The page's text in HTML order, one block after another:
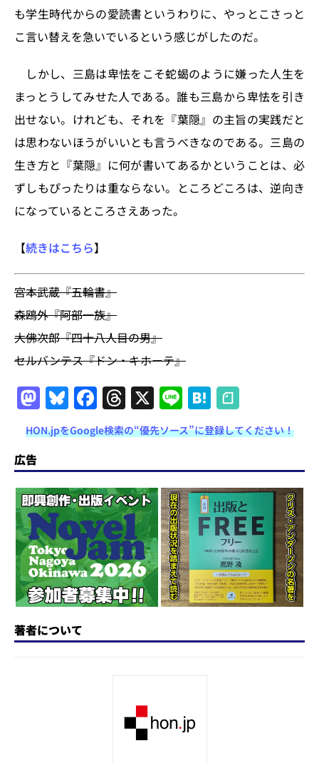
も学生時代からの愛読書というわりに、やっとこさっと
こ言い替えを急いでいるという感じがしたのだ。
しかし、三島は卑怯をこそ蛇蝎のように嫌った人生を
まっとうしてみせた人である。誰も三島から卑怯を引き
出せない。けれども、それを『葉隠』の主旨の実践だと
は思わないほうがいいとも言うべきなのである。三島の
生き方と『葉隠』に何が書いてあるかということは、必
ずしもぴったりは重ならない。ところどころは、逆向き
になっているところさえあった。
【続きはこちら】
宮本武蔵『五輪書』
森鴎外『阿部一族』
大佛次郎『四十八人目の男』
セルバンテス『ドン・キホーテ』
M
a
st
o
d
o
n
Bl
u
e
s
k
y
F
a
c
e
b
o
o
k
T
h
re
a
d
s
X Li
n
e
H
at
e
n
a
HON.jpをGoogle検索の“優先ソース”に登録してください！
広告
著者について